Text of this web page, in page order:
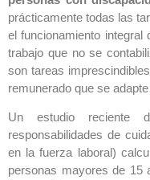
prácticamente todas las
el funcionamiento
trabajo que no se
son tareas
remunerado que se
Un estudio
responsabilidades de
en la fuerza laboral)
personas mayores de 15